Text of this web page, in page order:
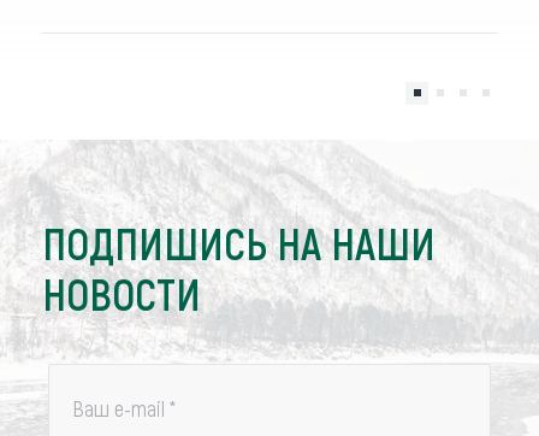
ПОДПИШИСЬ НА НАШИ
НОВОСТИ
Ваш e-mail *